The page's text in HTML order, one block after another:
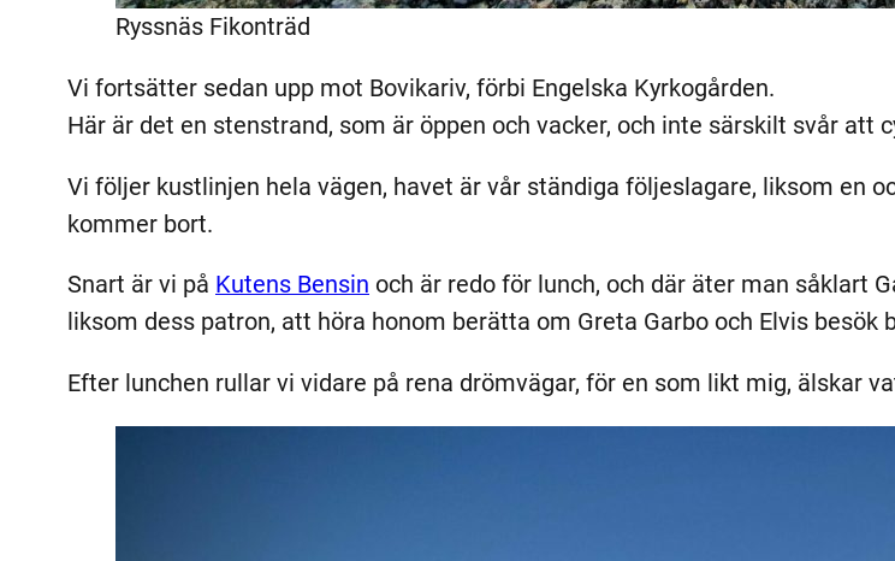
Ryssnäs Fikonträd
Vi fortsätter sedan upp mot Bovikariv, förbi Engelska Kyrkogården.
Här är det en stenstrand, som är öppen och vacker, och inte särskilt svår att
Vi följer kustlinjen hela vägen, havet är vår ständiga följeslagare, liksom en
kommer bort.
Snart är vi på Kutens Bensin och är redo för lunch, och där äter man såklart
liksom dess patron, att höra honom berätta om Greta Garbo och Elvis besök
Efter lunchen rullar vi vidare på rena drömvägar, för en som likt mig, älskar